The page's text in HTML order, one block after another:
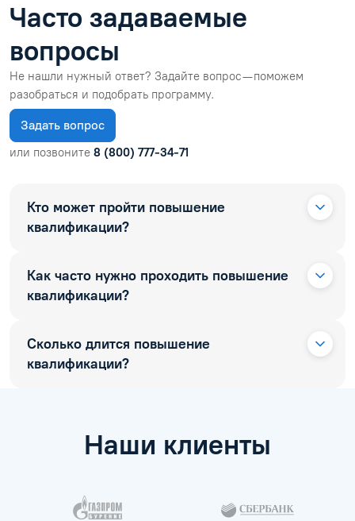
Часто задаваемые
вопросы
Не нашли нужный ответ? Задайте вопрос — поможем
разобраться и подобрать программу.
Задать вопрос
или позвоните 8 (800) 777-34-71
Кто может пройти повышение
квалификации?
Как часто нужно проходить повышение
квалификации?
Сколько длится повышение
квалификации?
Наши клиенты